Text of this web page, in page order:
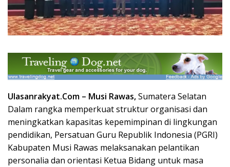
Ulasanrakyat.Com – Musi Rawas,Sumatera Selatan
Dalam rangka memperkuat struktur organisasi dan
meningkatkan kapasitas kepemimpinan di lingkungan
pendidikan, Persatuan Guru Republik Indonesia (PGRI)
Kabupaten Musi Rawas melaksanakan pelantikan
personalia dan orientasi Ketua Bidang untuk masa